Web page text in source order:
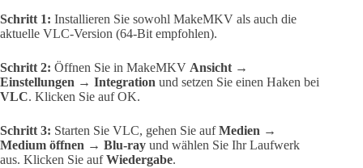
Schritt 1: Installieren Sie sowohl MakeMKV als auch die
aktuelle VLC-Version (64-Bit empfohlen).
Schritt 2: Öffnen Sie in MakeMKV Ansicht →
Einstellungen → Integration und setzen Sie einen Haken bei
VLC. Klicken Sie auf OK.
Schritt 3: Starten Sie VLC, gehen Sie aufMedien →
Medium öffnen → Blu-ray und wählen Sie Ihr Laufwerk
aus. Klicken Sie aufWiedergabe.